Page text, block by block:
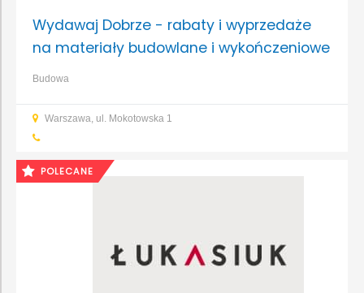
Wydawaj Dobrze - rabaty i wyprzedaże
na materiały budowlane i wykończeniowe
Budowa
Warszawa, ul. Mokotowska 1
POLECANE